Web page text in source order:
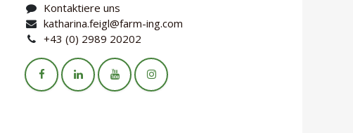
Kontaktiere uns
katharina.feigl@farm-ing.com
+43 (0) 2989 20202